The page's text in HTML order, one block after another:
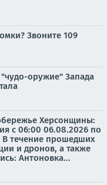
Звоните 109
"чудо-оружие" Запада
Херсонщины:
с 06:00 06.08.2026 по
течение прошедших
и дронов, а также
Антоновка...